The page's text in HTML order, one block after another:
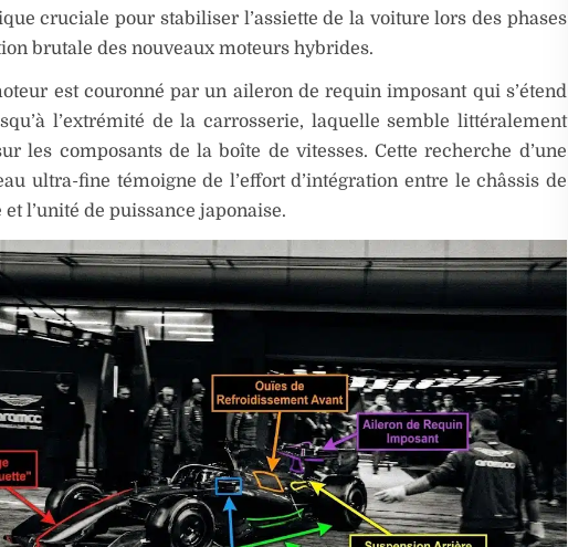
cruciale pour stabiliser l’assiette de la voiture lors des phases
brutale des nouveaux moteurs hybrides.
est couronné par un aileron de requin imposant qui s’étend
l’extrémité de la carrosserie, laquelle semble littéralement
les composants de la boîte de vitesses. Cette recherche d’une
ultra-fine témoigne de l’effort d’intégration entre le châssis de
et l’unité de puissance japonaise.